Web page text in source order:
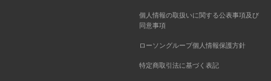
個人情報の取扱いに関する公表事項及び
同意事項
ローソングループ個人情報保護方針
特定商取引法に基づく表記